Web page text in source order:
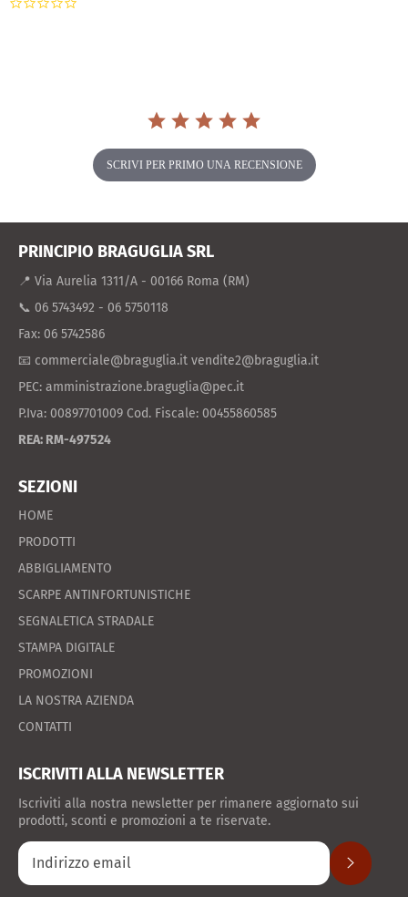
SCRIVI PER PRIMO UNA RECENSIONE
PRINCIPIO BRAGUGLIA SRL
📍 Via Aurelia 1311/A - 00166 Roma (RM)
📞 06 5743492 - 06 5750118
Fax: 06 5742586
📧 commerciale@braguglia.it vendite2@braguglia.it
PEC: amministrazione.braguglia@pec.it
P.Iva: 00897701009 Cod. Fiscale: 00455860585
REA: RM-497524
SEZIONI
HOME
PRODOTTI
ABBIGLIAMENTO
SCARPE ANTINFORTUNISTICHE
SEGNALETICA STRADALE
STAMPA DIGITALE
PROMOZIONI
LA NOSTRA AZIENDA
CONTATTI
ISCRIVITI ALLA NEWSLETTER
Iscriviti alla nostra newsletter per rimanere aggiornato sui
prodotti, sconti e promozioni a te riservate.
ISCRIVITI